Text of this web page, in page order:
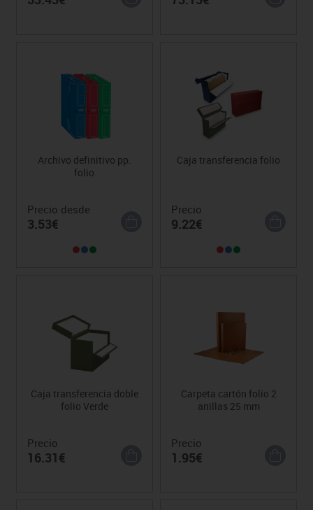
Archivo definitivo pp.
folio
Precio desde
3.53€
Caja transferencia folio
Precio
9.22€
Caja transferencia doble
folio Verde
Precio
16.31€
Carpeta cartón folio 2
anillas 25 mm
Precio
1.95€